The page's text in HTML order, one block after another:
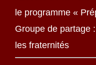
le programme «
Groupe de partage
les fraternités